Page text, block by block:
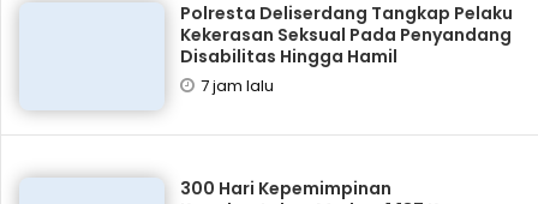
Polresta Deliserdang Tangkap Pelaku
Kekerasan Seksual Pada Penyandang
Disabilitas Hingga Hamil
7 jam lalu
300 Hari Kepemimpinan